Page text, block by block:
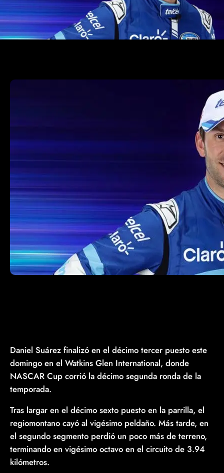
Daniel Suárez finalizó en el décimo tercer puesto este
domingo en el Watkins Glen International, donde
NASCAR Cup corrió la décimo segunda ronda de la
temporada.
Tras largar en el décimo sexto puesto en la parrilla, el
regiomontano cayó al vigésimo peldaño. Más tarde, en
el segundo segmento perdió un poco más de terreno,
terminando en vigésimo octavo en el circuito de 3.94
kilómetros.